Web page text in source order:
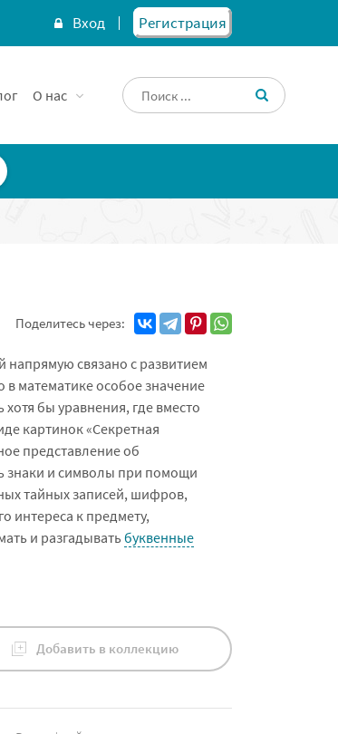
Вход Регистрация
О нас
Поделитесь через:
напрямую связано с развитием
математике особое значение
бы уравнения, где вместо
картинок «Секретная
представление об
знаки и символы при помощи
тайных записей, шифров,
интереса к предмету,
и разгадывать буквенные
Добавить в коллекцию